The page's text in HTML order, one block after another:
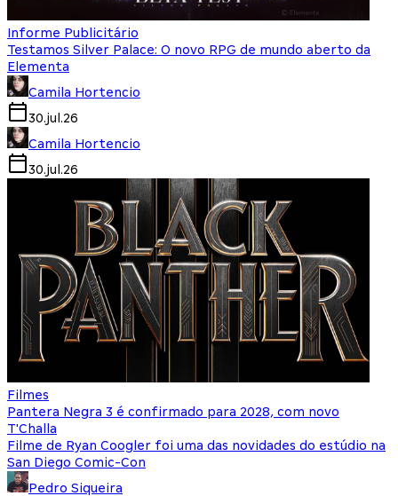
Informe Publicitário
Testamos Silver Palace: O novo RPG de mundo aberto da
Elementa
Camila Hortencio
30.jul.26
Camila Hortencio
30.jul.26
Filmes
Pantera Negra 3 é confirmado para 2028, com novo
T'Challa
Filme de Ryan Coogler foi uma das novidades do estúdio na
San Diego Comic-Con
Pedro Siqueira